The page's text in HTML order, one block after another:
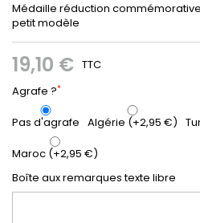
Médaille réduction
petit modèle
19,10 € TTC
Agrafe ?*
Pas d'agrafe Algérie (+2,95 €)
Maroc (+2,95 €)
Boîte aux remarques texte libre